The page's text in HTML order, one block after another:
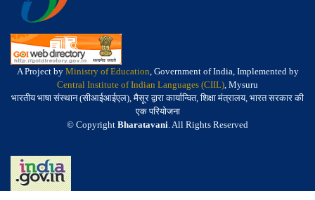
A Project by Ministry of Education, Government of India, Implemented by
Central Institute of Indian Languages (CIIL), Mysuru
भारतीय भाषा संस्थान (सीआईआईएल), मैसूर द्वारा कार्यान्वित, शिक्षा मंत्रालय, भारत सरकार की
एक परियोजना
© Copyright Bharatavani. All Rights Reserved